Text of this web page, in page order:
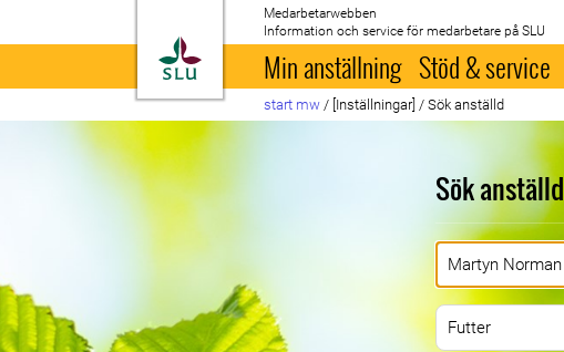
Till startsida
Medarbetarwebben
Information och service för medarbetare på SLU
Min anställning Stöd & service
start mw / [Inställningar] / Sök anställd
Sök anställd